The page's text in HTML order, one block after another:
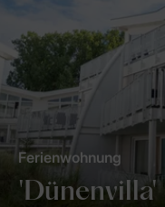
'Dünenvilla'
Ferienwohnung